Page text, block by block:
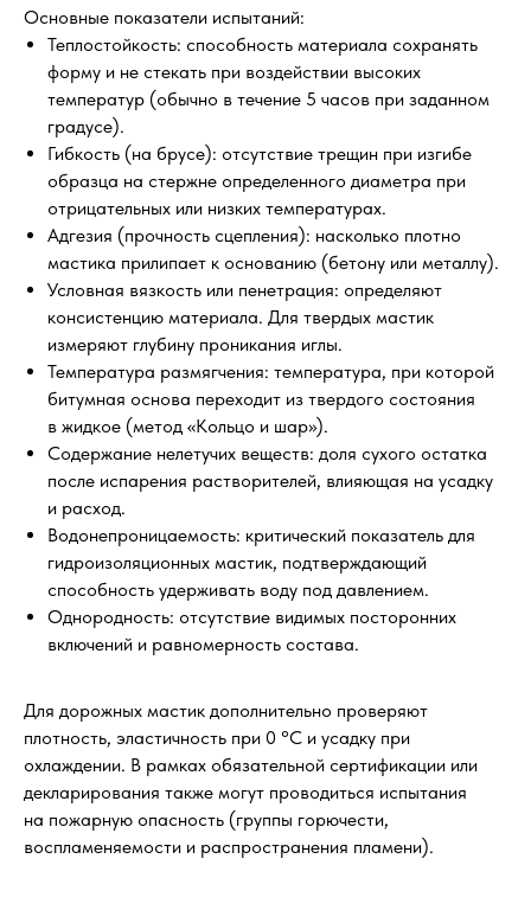
Основные показатели испытаний:
Теплостойкость: способность материала сохранять
форму и не стекать при воздействии высоких
температур (обычно в течение 5 часов при заданном
градусе).
Гибкость (на брусе): отсутствие трещин при изгибе
образца на стержне определенного диаметра при
отрицательных или низких температурах.
Адгезия (прочность сцепления): насколько плотно
мастика прилипает к основанию (бетону или металлу).
Условная вязкость или пенетрация: определяют
консистенцию материала. Для твердых мастик
измеряют глубину проникания иглы.
Температура размягчения: температура, при которой
битумная основа переходит из твердого состояния
в жидкое (метод «Кольцо и шар»).
Содержание нелетучих веществ: доля сухого остатка
после испарения растворителей, влияющая на усадку
и расход.
Водонепроницаемость: критический показатель для
гидроизоляционных мастик, подтверждающий
способность удерживать воду под давлением.
Однородность: отсутствие видимых посторонних
включений и равномерность состава.
Для дорожных мастик дополнительно проверяют
плотность, эластичность при 0 °C и усадку при
охлаждении. В рамках обязательной сертификации или
декларирования также могут проводиться испытания
на пожарную опасность (группы горючести,
воспламеняемости и распространения пламени).